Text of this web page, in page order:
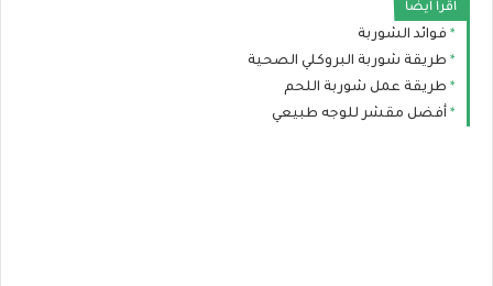
اقرا ايضا
فوائد الشوربة
طريقة شوربة البروكلي الصحية
طريقة عمل شوربة اللحم
أفضل مقشر للوجه طبيعي